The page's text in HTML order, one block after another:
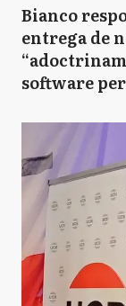
Bianco
entrega de
software